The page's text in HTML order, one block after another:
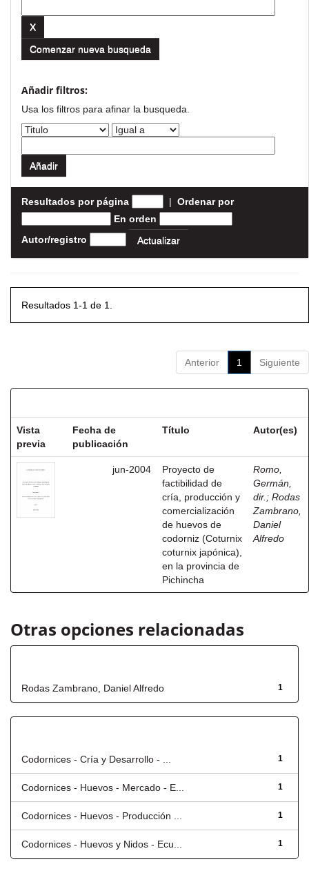
Comenzar nueva busqueda
Añadir filtros:
Usa los filtros para afinar la busqueda.
Resultados por página | Ordenar por
En orden
Autor/registro
Resultados 1-1 de 1.
Anterior 1 Siguiente
Vista
previa
Fecha de
publicación
Título Autor(es)
jun-2004
Proyecto de
factibilidad de
cría, producción y
comercialización
de huevos de
codorniz (Coturnix
coturnix japónica),
en la provincia de
Pichincha
Romo,
Germán,
dir. ; Rodas
Zambrano,
Daniel
Alfredo
Otras opciones relacionadas
1
Rodas Zambrano, Daniel Alfredo
1
Codornices - Cría y Desarrollo - ...
1
Codornices - Huevos - Mercado - E...
1
Codornices - Huevos - Producción ...
1
Codornices - Huevos y Nidos - Ecu...